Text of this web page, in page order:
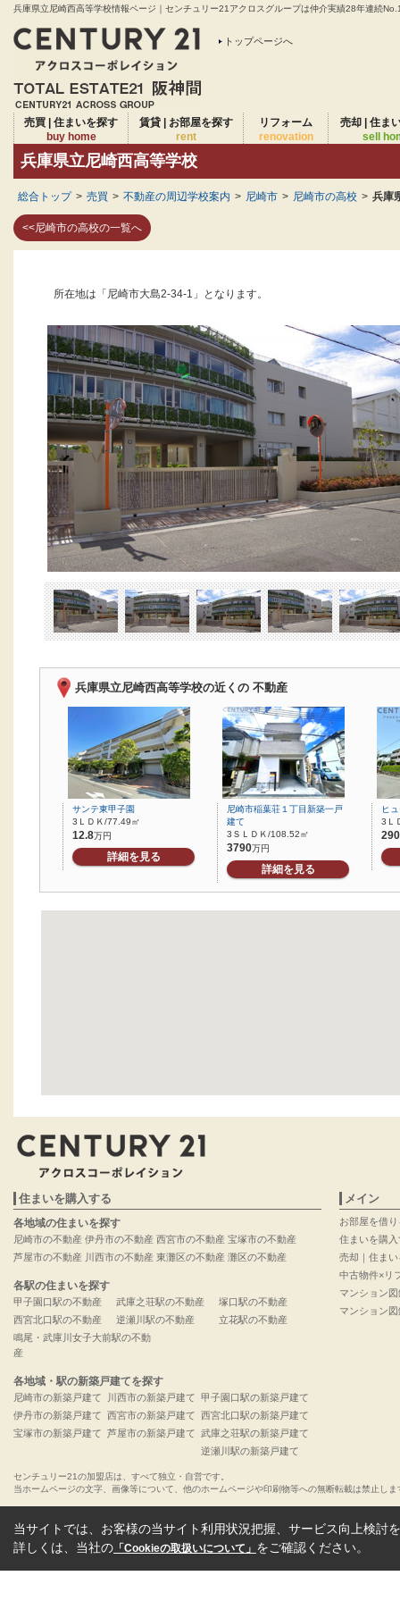
兵庫県立尼崎西高等学校情報ページ｜センチュリー21アクロスグループは仲介実績28年連続
トップページへ
売買 | 住まいを探す
buy home
賃貸 | お部屋を探す
rent
リフォーム
renovation
売却 | 住ま
sell
兵庫県立尼崎西高等学校
総合トップ > 売買 > 不動産の周辺学校案内 > 尼崎市 > 尼崎市の高校 > 兵庫
<<尼崎市の高校の一覧へ
所在地は「尼崎市大島2-34-1」となります。
兵庫県立尼崎西高等学校の近くの 不動産
サンテ東甲子園
3ＬＤＫ/77.49㎡
12.8万円
詳細を見る
尼崎市稲葉荘１丁目新築一戸
建て
3ＳＬＤＫ/108.52㎡
3790万円
詳細を見る
ヒ
3Ｌ
住まいを購入する
各地域の住まいを探す
尼崎市の不動産
芦屋市の不動産
伊丹市の不動産
川西市の不動産
西宮市の不動産
東灘区の不動産
宝塚市の不動産
灘区の不動産
各駅の住まいを探す
甲子園口駅の不動産
西宮北口駅の不動産
武庫之荘駅の不動産
逆瀬川駅の不動産
塚口駅の不動産
立花駅の不動産
鳴尾・武庫川女子大前駅の不動
産
各地域・駅の新築戸建てを探す
尼崎市の新築戸建て
伊丹市の新築戸建て
宝塚市の新築戸建て
川西市の新築戸建て
西宮市の新築戸建て
芦屋市の新築戸建て
甲子園口駅の新築戸建て
西宮北口駅の新築戸建て
武庫之荘駅の新築戸建て
逆瀬川駅の新築戸建て
メイン
お部屋を借り
住まいを購入
売却｜住ま
中古物件×リ
マンション
マンション
センチュリー21の加盟店は、すべて独立・自営です。
当ホームページの文字、画像等について、他のホームページや印刷物等への無断転載は禁止しま
当サイトでは、お客様の当サイト利用状況把握、サービス向上検討
詳しくは、当社の 「Cookieの取扱いについて」 をご確認ください。